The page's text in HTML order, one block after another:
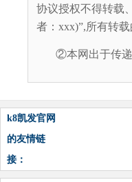
协议授权不得转载
者：xxx)”,所有转
②本网出于传递
k8凯发官网
的友情链
接：